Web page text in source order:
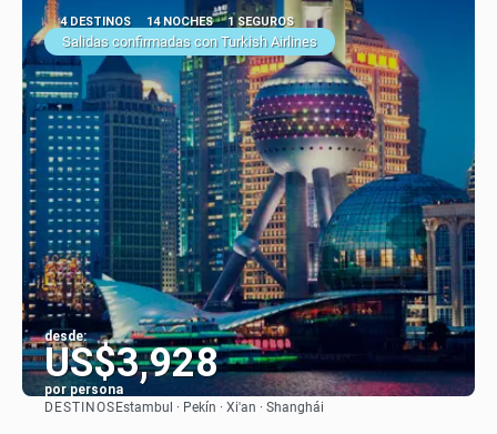
4 DESTINOS 14 NOCHES 1 SEGUROS
Salidas confirmadas con Turkish Airlines
desde:
US$3,928
por persona
DESTINOS Estambul · Pekín · Xi'an · Shanghái